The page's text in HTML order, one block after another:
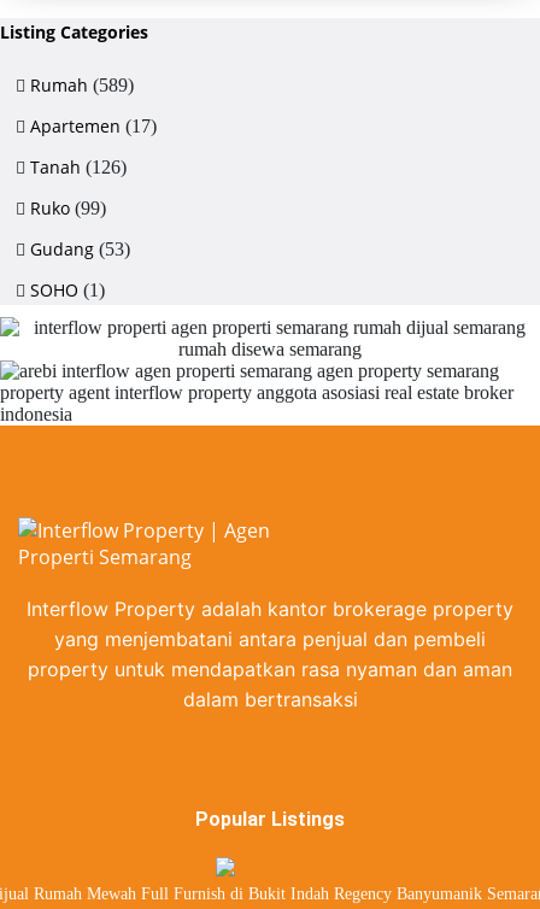
Listing Categories
Rumah (589)
Apartemen (17)
Tanah (126)
Ruko (99)
Gudang (53)
SOHO (1)
Interflow Property adalah kantor brokerage property
yang menjembatani antara penjual dan pembeli
property untuk mendapatkan rasa nyaman dan aman
dalam bertransaksi
Popular Listings
Rumah Mewah Full Furnish di Bukit Indah Regency Banyumanik